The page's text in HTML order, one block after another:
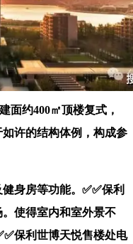
面约400㎡顶楼复式，
许的结构体例，构成参
身房等功能。✅✅保利
使得室内和室外景不
保利世博天悦售楼处电